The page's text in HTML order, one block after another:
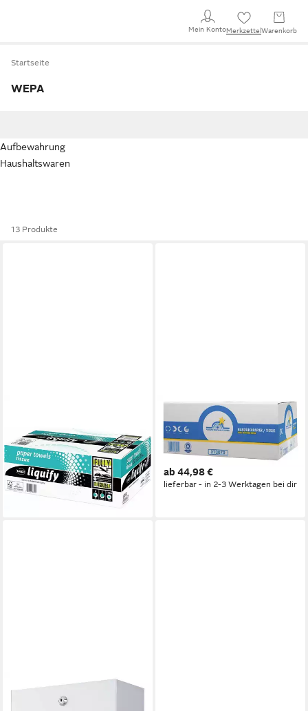
Mein KontoMerkzettel Warenkorb
Startseite
WEPA
Aufbewahrung
Haushaltswaren
13 Produkte
Papierhandtücher liquify
Interfold-Falzung 2-lagig
3.750 Tücher
76,26 €
lieferbar - in 4-5 Werktagen bei dir
Papierhandtuch (4.000
Blätter), Tissue Profiline
Comfort
ab 44,98 €
lieferbar - in 2-3 Werktagen bei dir
Papiertuchspender,